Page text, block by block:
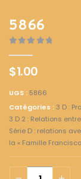
5866
$1.00
UGS : 5866
Catégories : 3 D :
3 D 2 : Relations
Série D : relations
la « Famille